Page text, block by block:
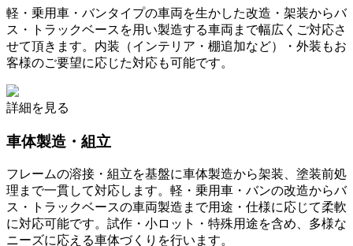
軽・乗用車・バンタイプの車両を生かした改造・架装からバ
ス・トラックベースを用い製造する車両まで幅広くご対応さ
せて頂きます。内装（インテリア・棚追加など）・外装もお
客様のご要望に応じた対応も可能です。
詳細を見る
車体製造・組立
フレームの溶接・組立を基盤に車体製造から架装、塗装前処
理まで一貫して対応します。軽・乗用車・バンの改造からバ
ス・トラックベースの車両製造まで用途・仕様に応じて柔軟
に対応可能です。試作・小ロット・特殊用途を含め、多様な
ニーズに応える車体づくりを行います。